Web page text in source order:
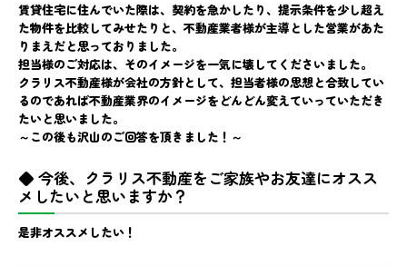
賃貸住宅に住んでいた際は、契約を急かしたり、提示条件を少し超え
た物件を比較してみせたりと、不動産業者様が主導とした営業があた
りまえだと思っておりました。
担当様のご対応は、そのイメージを一気に壊してくださいました。
クラリス不動産様が会社の方針として、担当者様の思想と合致してい
るのであれば不動産業界のイメージをどんどん変えていっていただき
たいと思いました。
～この後も沢山のご回答を頂きました！～
◆ 今後、クラリス不動産をご家族やお友達にオスス
メしたいと思いますか？
是非オススメしたい！